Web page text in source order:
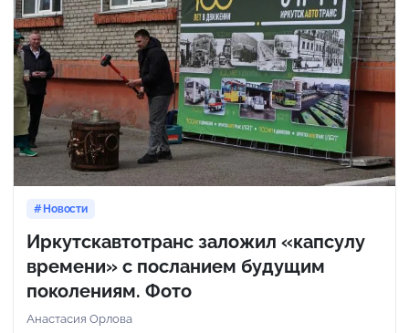
Новости
Иркутскавтотранс заложил «капсулу
времени» с посланием будущим
поколениям. Фото
Анастасия Орлова